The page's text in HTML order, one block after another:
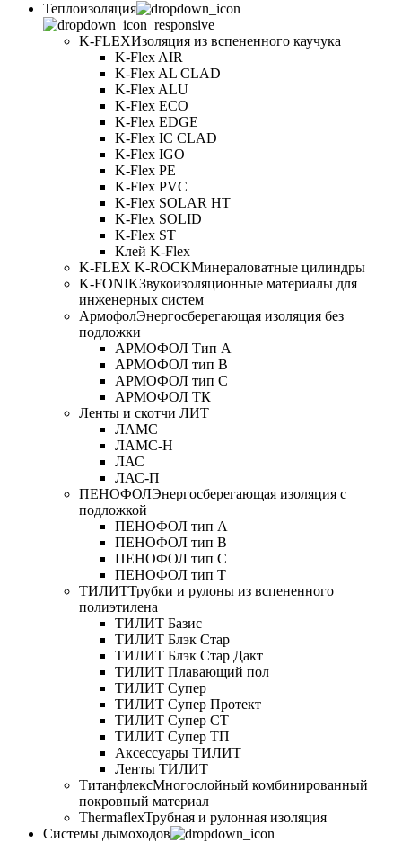
Теплоизоляция
K-FLEXИзоляция из вспененного каучука
K-Flex AIR
K-Flex AL CLAD
K-Flex ALU
K-Flex ECO
K-Flex EDGE
K-Flex IC CLAD
K-Flex IGO
K-Flex PE
K-Flex PVC
K-Flex SOLAR HT
K-Flex SOLID
K-Flex ST
Клей K-Flex
K-FLEX K-ROCKМинераловатные цилиндры
K-FONIKЗвукоизоляционные материалы для
инженерных систем
АрмофолЭнергосберегающая изоляция без
подложки
АРМОФОЛ Тип А
АРМОФОЛ тип В
АРМОФОЛ тип C
АРМОФОЛ ТК
Ленты и скотчи ЛИТ
ЛАМС
ЛАМС-Н
ЛАС
ЛАС-П
ПЕНОФОЛЭнергосберегающая изоляция с
подложкой
ПЕНОФОЛ тип А
ПЕНОФОЛ тип B
ПЕНОФОЛ тип C
ПЕНОФОЛ тип T
ТИЛИТТрубки и рулоны из вспененного
полиэтилена
ТИЛИТ Базис
ТИЛИТ Блэк Стар
ТИЛИТ Блэк Стар Дакт
ТИЛИТ Плавающий пол
ТИЛИТ Супер
ТИЛИТ Супер Протект
ТИЛИТ Супер СТ
ТИЛИТ Супер ТП
Аксессуары ТИЛИТ
Ленты ТИЛИТ
ТитанфлексМногослойный комбинированный
покровный материал
ThermaflexТрубная и рулонная изоляция
Cистемы дымоходов